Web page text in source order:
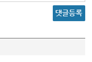
댓글등록